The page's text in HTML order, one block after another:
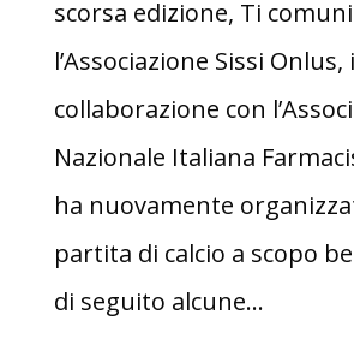
scorsa edizione, Ti
l’Associazione Sissi Onlus,
collaborazione con
Nazionale Italiana
ha nuovamente
partita di calcio a scopo
di seguito alcune...